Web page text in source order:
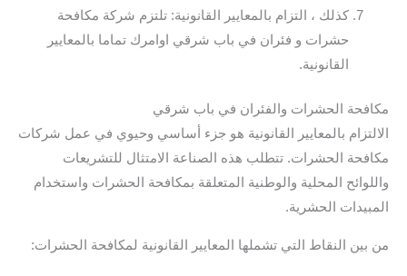
كذلك ، التزام بالمعايير القانونية: تلتزم شركة مكافحة
حشرات و فئران في باب شرقي اوامرك تماما بالمعايير
القانونية.
مكافحة الحشرات والفئران في باب شرقي
الالتزام بالمعايير القانونية هو جزء أساسي وحيوي في عمل شركات
مكافحة الحشرات. تتطلب هذه الصناعة الامتثال للتشريعات
واللوائح المحلية والوطنية المتعلقة بمكافحة الحشرات واستخدام
المبيدات الحشرية.
من بين النقاط التي تشملها المعايير القانونية لمكافحة الحشرات: